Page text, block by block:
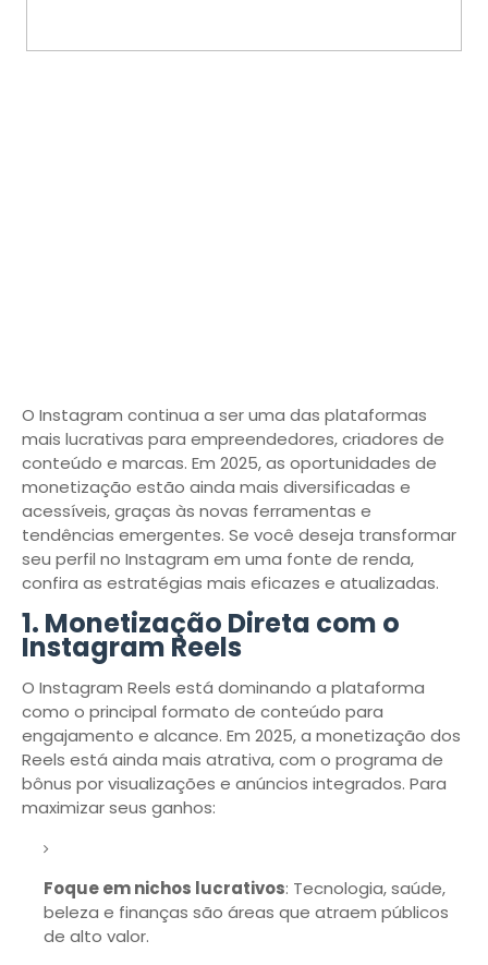
O Instagram continua a ser uma das plataformas
mais lucrativas para empreendedores, criadores de
conteúdo e marcas. Em 2025, as oportunidades de
monetização estão ainda mais diversificadas e
acessíveis, graças às novas ferramentas e
tendências emergentes. Se você deseja transformar
seu perfil no Instagram em uma fonte de renda,
confira as estratégias mais eficazes e atualizadas.
1. Monetização Direta com o
Instagram Reels
O Instagram Reels está dominando a plataforma
como o principal formato de conteúdo para
engajamento e alcance. Em 2025, a monetização dos
Reels está ainda mais atrativa, com o programa de
bônus por visualizações e anúncios integrados. Para
maximizar seus ganhos:
Foque em nichos lucrativos: Tecnologia, saúde,
beleza e finanças são áreas que atraem públicos
de alto valor.